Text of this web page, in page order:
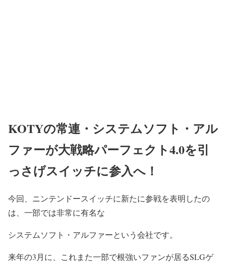
KOTYの常連・システムソフト・アル
ファーが大戦略パーフェクト4.0を引
っさげスイッチに参入へ！
今回、ニンテンドースイッチに新たに参戦を表明したの
は、一部では非常に有名な
システムソフト・アルファーという会社です。
来年の3月に、これまた一部で根強いファンが居るSLGゲ